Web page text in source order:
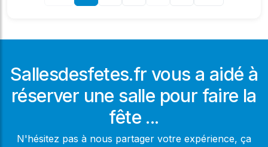
Sallesdesfetes.fr vous a aidé à
réserver une salle pour faire la
fête ...
N'hésitez pas à nous partager votre expérience, ça